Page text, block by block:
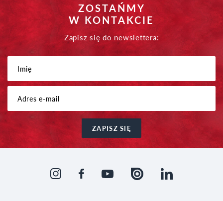
ZOSTAŃMY
W KONTAKCIE
Zapisz się do newslettera:
ZAPISZ SIĘ